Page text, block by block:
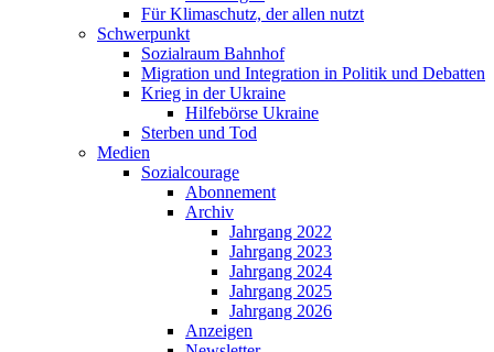
Für Klimaschutz, der allen nutzt
Schwerpunkt
Sozialraum Bahnhof
Migration und Integration in Politik und Debatten
Krieg in der Ukraine
Hilfebörse Ukraine
Sterben und Tod
Medien
Sozialcourage
Abonnement
Archiv
Jahrgang 2022
Jahrgang 2023
Jahrgang 2024
Jahrgang 2025
Jahrgang 2026
Anzeigen